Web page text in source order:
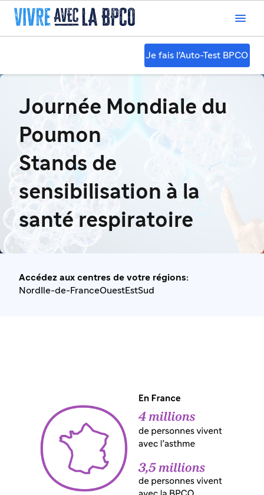
Je fais l'Auto-Test BPCO

Journée Mondiale du
Poumon
Stands de
sensibilisation à la
santé respiratoire
Accédez aux centres de votre régions:
Nord Ile-de-FranceOuestEstSud